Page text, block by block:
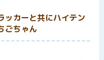
ッカーと共にハイテン
ごちゃん